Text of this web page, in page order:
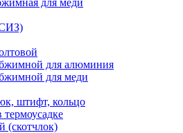
для меди
для алюминия
для меди
штифт, кольцо
(скотчлок)